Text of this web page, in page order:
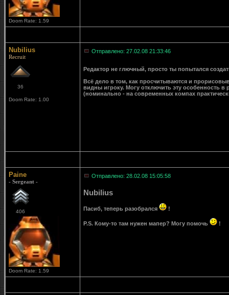
Doom Rate: 1.59
Nubilius
Recruit
36
Doom Rate: 1.00
Отправлено: 27.02.08 21:33:46
Редактор не глючный, просто ты попытался
Всё дело в том, как просчитываются и
видны игроку. Могу отключить эту особенность в
(номинально - на современных компах
Paine
- Sergeant -
406
Doom Rate: 1.59
Отправлено: 28.02.08 15:05:58
Nubilius
Пасиб, теперь разобрался !
P.S. Кому-то там нужен мапер? Могу помочь !